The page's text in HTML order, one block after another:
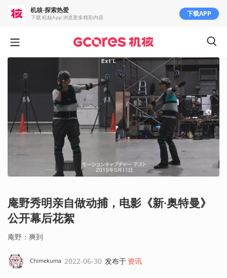
庵野秀明亲自做动捕，电影《新·奥特曼》
公开幕后花絮
庵野：爽到
Chimekuma 2022-06-30 发布于 资讯
机核-探索热爱
下载 机核App 浏览更多精彩内容 下载APP